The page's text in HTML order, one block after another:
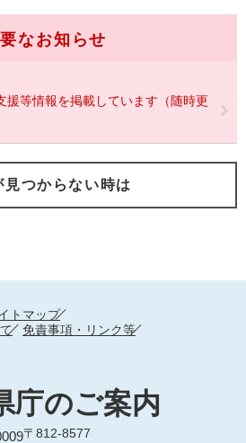
なお知らせ
援等情報を掲載しています（随時更
見つからない時は
トマップ
免責事項・リンク等
庁のご案内
〒812-8577